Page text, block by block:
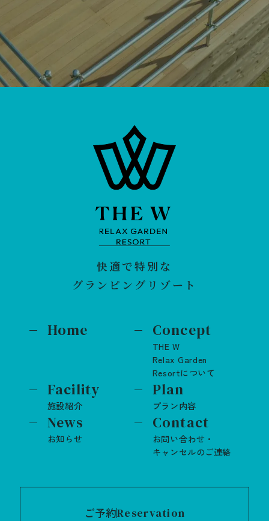
快適で特別な
グランピングリゾート
Home Concept
THE W
Relax Garden
Resortについて
Facility
施設紹介
Plan
プラン内容
News
お知らせ
Contact
お問い合わせ・
キャンセルのご連絡
ご予約Reservation